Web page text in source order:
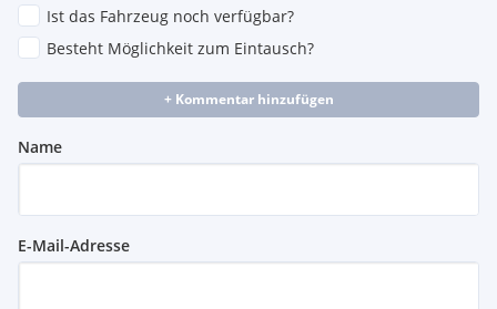
Ist das Fahrzeug noch verfügbar?
Besteht Möglichkeit zum Eintausch?
+ Kommentar hinzufügen
Name
E-Mail-Adresse